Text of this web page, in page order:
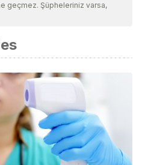
geçmez. Şüpheleriniz varsa,